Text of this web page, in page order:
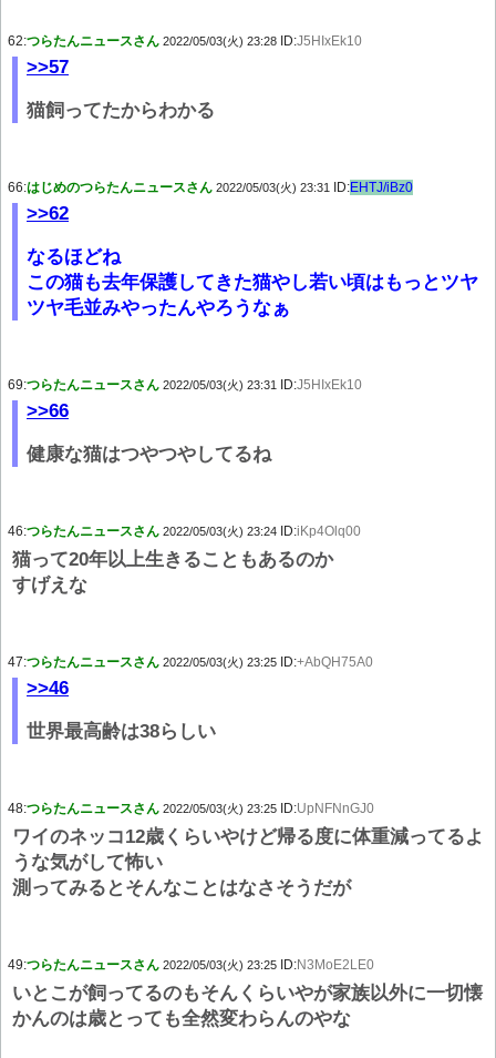
62:つらたんニュースさん 2022/05/03(火) 23:28 ID:J5HIxEk10
>>57
猫飼ってたからわかる
66:はじめのつらたんニュースさん 2022/05/03(火) 23:31 ID:EHTJ/iBz0
>>62
なるほどね
この猫も去年保護してきた猫やし若い頃はもっとツヤ
ツヤ毛並みやったんやろうなぁ
69:つらたんニュースさん 2022/05/03(火) 23:31 ID:J5HIxEk10
>>66
健康な猫はつやつやしてるね
46:つらたんニュースさん 2022/05/03(火) 23:24 ID:iKp4Olq00
猫って20年以上生きることもあるのか
すげえな
47:つらたんニュースさん 2022/05/03(火) 23:25 ID:+AbQH75A0
>>46
世界最高齢は38らしい
48:つらたんニュースさん 2022/05/03(火) 23:25 ID:UpNFNnGJ0
ワイのネッコ12歳くらいやけど帰る度に体重減ってるよ
うな気がして怖い
測ってみるとそんなことはなさそうだが
49:つらたんニュースさん 2022/05/03(火) 23:25 ID:N3MoE2LE0
いとこが飼ってるのもそんくらいやが家族以外に一切懐
かんのは歳とっても全然変わらんのやな